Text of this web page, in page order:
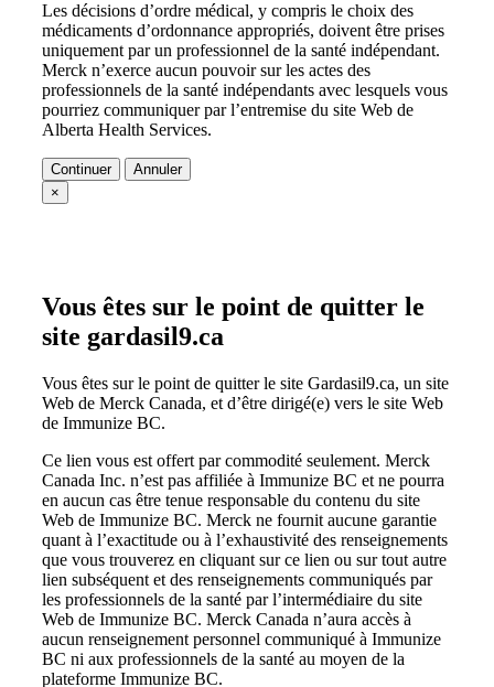
Les décisions d’ordre médical, y compris le choix des
médicaments d’ordonnance appropriés, doivent être prises
uniquement par un professionnel de la santé indépendant.
Merck n’exerce aucun pouvoir sur les actes des
professionnels de la santé indépendants avec lesquels vous
pourriez communiquer par l’entremise du site Web de
Alberta Health Services.
Continuer
Annuler
×
Vous êtes sur le point de quitter le
site gardasil9.ca
Vous êtes sur le point de quitter le site Gardasil9.ca, un site
Web de Merck Canada, et d’être dirigé(e) vers le site Web
de Immunize BC.
Ce lien vous est offert par commodité seulement. Merck
Canada Inc. n’est pas affiliée à Immunize BC et ne pourra
en aucun cas être tenue responsable du contenu du site
Web de Immunize BC. Merck ne fournit aucune garantie
quant à l’exactitude ou à l’exhaustivité des renseignements
que vous trouverez en cliquant sur ce lien ou sur tout autre
lien subséquent et des renseignements communiqués par
les professionnels de la santé par l’intermédiaire du site
Web de Immunize BC. Merck Canada n’aura accès à
aucun renseignement personnel communiqué à Immunize
BC ni aux professionnels de la santé au moyen de la
plateforme Immunize BC.